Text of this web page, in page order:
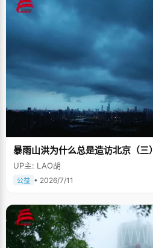
暴雨山洪为什么总是造访北京（三）
UP主: LAO胡
公益 • 2026/7/11